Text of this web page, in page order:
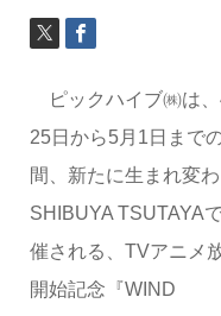
ピックハイブ㈱は、
25日から5月1日まで
間、新たに生まれ変
SHIBUYA TSUTAYA
催される、TVアニメ
開始記念『WIND